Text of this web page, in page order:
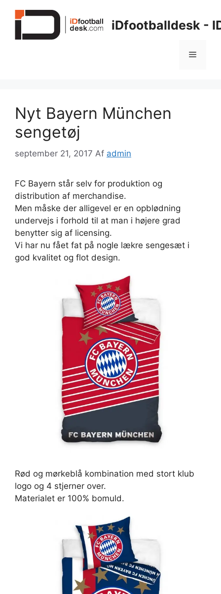
iDfootballdesk -
Menu
Nyt Bayern München
sengetøj
september 21, 2017 Af admin
FC Bayern står selv for produktion og
distribution af merchandise.
Men måske der alligevel er en opblødning
undervejs i forhold til at man i højere grad
benytter sig af licensing.
Vi har nu fået fat på nogle lækre sengesæt i
god kvalitet og flot design.
Rød og mørkeblå kombination med stort klub
logo og 4 stjerner over.
Materialet er 100% bomuld.